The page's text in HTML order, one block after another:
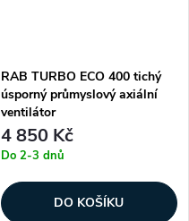
RAB TURBO ECO 400 tichý
úsporný průmyslový axiální
ventilátor
4 850 Kč
Do 2-3 dnů
DO KOŠÍKU